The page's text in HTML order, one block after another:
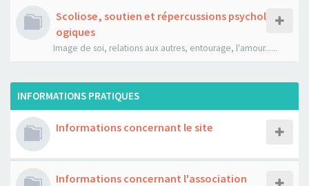
Scoliose, soutien et répercussions psychol
ogiques
Image de soi, relations aux autres, entourage, l'amour......
INFORMATIONS PRATIQUES
Informations concernant le site
Informations concernant l'association